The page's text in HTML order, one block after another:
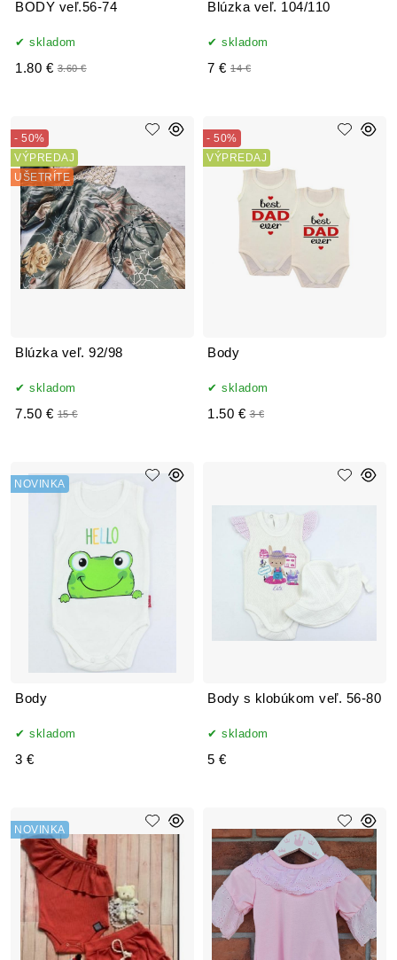
BODY veľ.56-74
skladom
1.80 € 3.60 €
Blúzka veľ. 104/110
skladom
7 € 14 €
Blúzka veľ. 92/98
- 50%
VÝPREDAJ
UŠETRÍTE
skladom
7.50 € 15 €
Body
- 50%
VÝPREDAJ
skladom
1.50 € 3 €
Body
NOVINKA
skladom
3 €
Body s klobúkom veľ. 56-80
skladom
5 €
NOVINKA